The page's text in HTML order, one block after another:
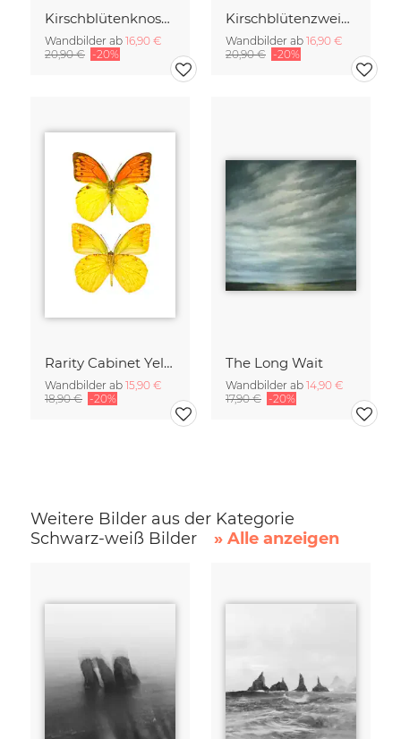
Kirschblütenknospen Doppelbelichtung
Wandbilder ab 16,90 €
20,90 € -20%
Kirschblütenzweig mit vielen Blüten
Wandbilder ab 16,90 €
20,90 € -20%
Rarity Cabinet Yellow Butterflies 2
Wandbilder ab 15,90 €
18,90 € -20%
The Long Wait
Wandbilder ab 14,90 €
17,90 € -20%
Weitere Bilder aus der Kategorie
Schwarz-weiß Bilder
» Alle anzeigen